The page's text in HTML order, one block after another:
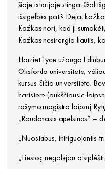
šioje istorijoje stinga. Gal
išsigelbės pati? Deja,
Kažkas nori, kad ji
Kažkas nesirengia liautis,
Harriet Tyce užaugo
Oksfordo universitete,
kursus Sičio universitete.
baristere (aukščiausio
rašymo magistro laipsnį
„Raudonasis apelsinas“ –
„Nuostabus, intriguojantis
„Tiesiog negalėjau